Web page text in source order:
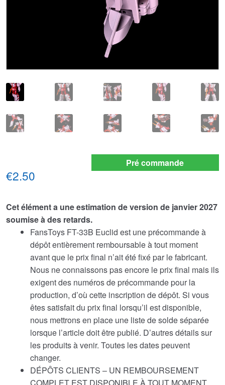
Pré commande
€2.50
Cet élément a une estimation de version de janvier 2027
soumise à des retards.
FansToys FT-33B Euclid est une précommande à
dépôt entièrement remboursable à tout moment
avant que le prix final n’ait été fixé par le fabricant.
Nous ne connaissons pas encore le prix final mais ils
exigent des numéros de précommande pour la
production, d’où cette inscription de dépôt. Si vous
êtes satisfait du prix final lorsqu’il est disponible,
nous mettrons en place une liste de solde séparée
lorsque l’article doit être publié. D’autres détails sur
les produits à venir. Toutes les dates peuvent
changer.
DÉPÔTS CLIENTS – UN REMBOURSEMENT